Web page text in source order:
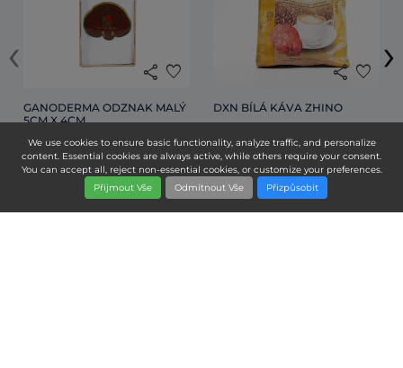
We use cookies to ensure basic functionality, analyze traffic, and personalize
content. Essential cookies are always active, while others require your consent.
You can accept all, reject non-essential cookies, or customize your preferences.
Přijmout Vše
Odmítnout Vše Přizpůsobit
share favorite
GANODERMA ODZNAK MALÝ
5CM X 4CM
1 KUS
Cena pro členy: 97,00 Kč
Cena pro nečleny:0,00 Kč
Přidat do košíku
share favorite
DXN BÍLÁ KÁVA ZHINO
12 SÁČKŮ X 28G
Cena pro členy:505,00 Kč
Cena pro nečleny:645,00 Kč
Přidat do košíku
‹ ›